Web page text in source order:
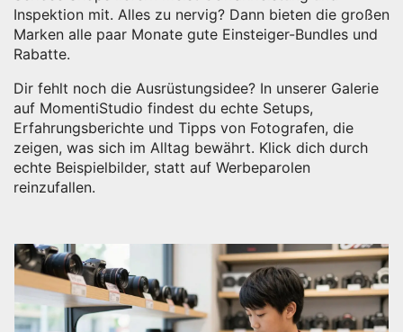
Inspektion mit. Alles zu nervig? Dann bieten die großen
Marken alle paar Monate gute Einsteiger-Bundles und
Rabatte.
Dir fehlt noch die Ausrüstungsidee? In unserer Galerie
auf MomentiStudio findest du echte Setups,
Erfahrungsberichte und Tipps von Fotografen, die
zeigen, was sich im Alltag bewährt. Klick dich durch
echte Beispielbilder, statt auf Werbeparolen
reinzufallen.